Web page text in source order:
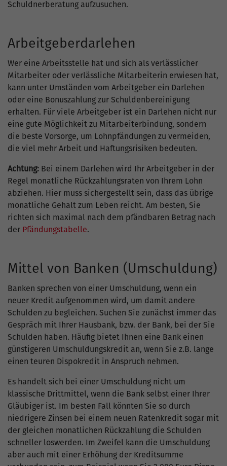
Schuldnerberatung aufzusuchen.
Arbeitgeberdarlehen
Wer eine Arbeitsstelle hat und sich als verlässlicher
Mitarbeiter oder verlässliche Mitarbeiterin erwiesen hat,
kann unter Umständen vom Arbeitgeber ein Darlehen
oder eine Bonuszahlung zur Schuldenbereinigung
erhalten. Für viele Arbeitgeber ist ein Darlehen nicht nur
eine gute Möglichkeit zu Mitarbeiterbindung, sondern
die beste Vorsorge, um Lohnpfändungen zu vermeiden,
die viel mehr Arbeit und Haftungsrisiken bedeuten.
Achtung: Bei einem Darlehen wird Ihr Arbeitgeber in der
Regel monatliche Rückzahlungsraten von Ihrem Lohn
abziehen. Hier muss sichergestellt sein, dass das übrige
monatliche Gehalt zum Leben reicht. Am besten, Sie
richten sich maximal nach dem pfändbaren Betrag nach
der Pfändungstabelle.
Mittel von Banken (Umschuldung)
Banken sprechen von einer Umschuldung, wenn ein
neuer Kredit aufgenommen wird, um damit andere
Schulden zu begleichen. Suchen Sie zunächst immer das
Gespräch mit Ihrer Hausbank, bzw. der Bank, bei der Sie
Schulden haben. Häufig bietet Ihnen eine Bank einen
günstigeren Umschuldungskredit an, wenn Sie z.B. lange
einen teuren Dispokredit in Anspruch nehmen.
Es handelt sich bei einer Umschuldung nicht um
klassische Drittmittel, wenn die Bank selbst einer Ihrer
Gläubiger ist. Im besten Fall könnten Sie so durch
niedrigere Zinsen bei einem neuen Ratenkredit sogar mit
der gleichen monatlichen Rückzahlung die Schulden
schneller loswerden. Im Zweifel kann die Umschuldung
aber auch mit einer Erhöhung der Kreditsumme